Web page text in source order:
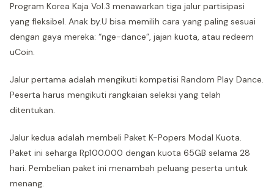
Program Korea Kaja Vol.3 menawarkan tiga jalur partisipasi
yang fleksibel. Anak by.U bisa memilih cara yang paling sesuai
dengan gaya mereka: “nge-dance”, jajan kuota, atau redeem
uCoin.
Jalur pertama adalah mengikuti kompetisi Random Play Dance.
Peserta harus mengikuti rangkaian seleksi yang telah
ditentukan.
Jalur kedua adalah membeli Paket K-Popers Modal Kuota.
Paket ini seharga Rp100.000 dengan kuota 65GB selama 28
hari. Pembelian paket ini menambah peluang peserta untuk
menang.